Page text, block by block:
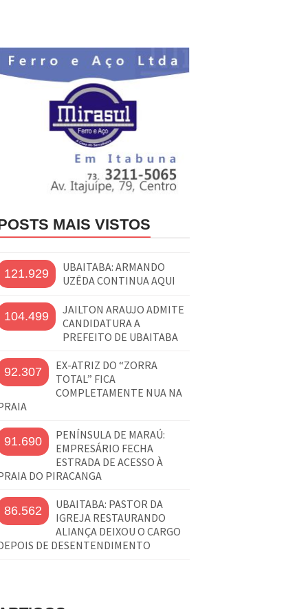
MAIS VISTOS
121.929
UBAITABA: ARMANDO
UZÊDA CONTINUA AQUI
104.499
JAILTON ARAUJO ADMITE
CANDIDATURA A
PREFEITO DE UBAITABA
92.307
EX-ATRIZ DO “ZORRA
TOTAL” FICA
COMPLETAMENTE NUA NA
91.690
PENÍNSULA DE MARAÚ:
EMPRESÁRIO FECHA
ESTRADA DE ACESSO À
DO PIRACANGA
86.562
UBAITABA: PASTOR DA
IGREJA RESTAURANDO
ALIANÇA DEIXOU O CARGO
DE DESENTENDIMENTO